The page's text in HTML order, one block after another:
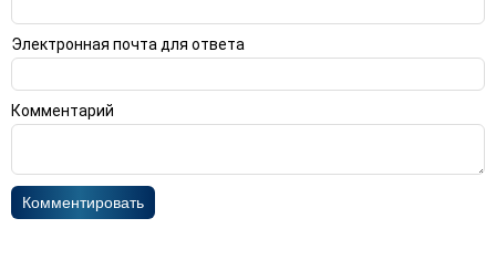
Электронная почта для ответа
Комментарий
Комментировать